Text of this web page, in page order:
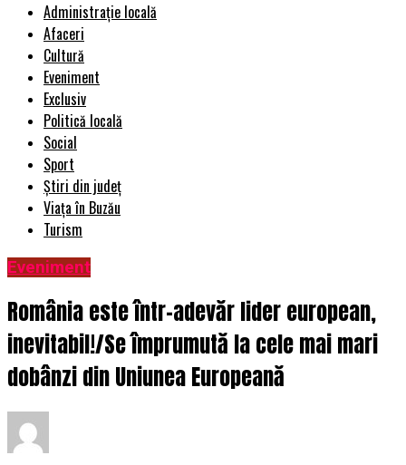
Administrație locală
Afaceri
Cultură
Eveniment
Exclusiv
Politică locală
Social
Sport
Știri din județ
Viața în Buzău
Turism
Eveniment
România este într-adevăr lider european,
inevitabil!/Se împrumută la cele mai mari
dobânzi din Uniunea Europeană